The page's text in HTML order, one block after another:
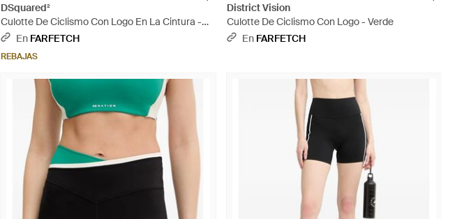
DSquared²
Culotte De Ciclismo Con Logo En La Cintura -
RosaEn FARFETCH
REBAJAS
District Vision
Culotte De Ciclismo Con Logo - Verde
En FARFETCH